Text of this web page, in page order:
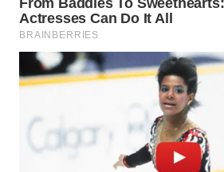
MADURA
WN
SURABAYA
NATUNA